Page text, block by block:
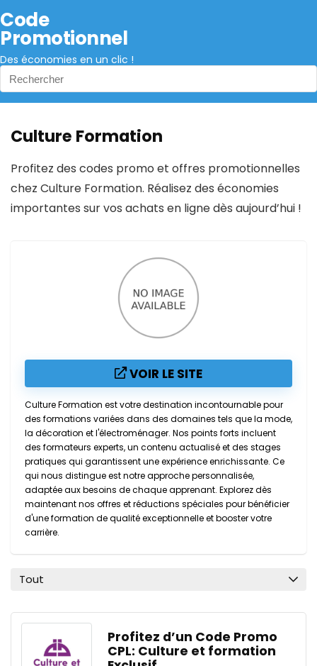
Code
Promotionnel
Des économies en un clic !
Culture Formation
Profitez des codes promo et offres promotionnelles
chez Culture Formation. Réalisez des économies
importantes sur vos achats en ligne dès aujourd’hui !
VOIR LE SITE
Culture Formation est votre destination incontournable pour
des formations variées dans des domaines tels que la mode,
la décoration et l'électroménager. Nos points forts incluent
des formateurs experts, un contenu actualisé et des stages
pratiques qui garantissent une expérience enrichissante. Ce
qui nous distingue est notre approche personnalisée,
adaptée aux besoins de chaque apprenant. Explorez dès
maintenant nos offres et réductions spéciales pour bénéficier
d'une formation de qualité exceptionnelle et booster votre
carrière.
Tout
Profitez d’un Code Promo
CPL: Culture et formation